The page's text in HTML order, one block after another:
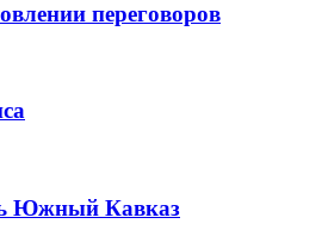
переговоров
Южный Кавказ